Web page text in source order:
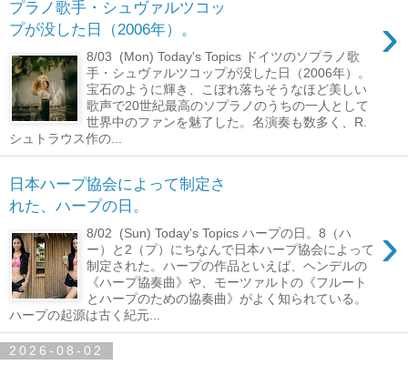
プラノ歌手・シュヴァルツコッ
プが没した日（2006年）。
›
8/03 (Mon) Today's Topics ドイツのソプラノ歌
手・シュヴァルツコップが没した日（2006年）。
宝石のように輝き、こぼれ落ちそうなほど美しい
歌声で20世紀最高のソプラノのうちの一人として
世界中のファンを魅了した。名演奏も数多く、R.
シュトラウス作の...
日本ハープ協会によって制定さ
れた、ハープの日。
›
8/02 (Sun) Today's Topics ハープの日。8（ハ
ー）と2（プ）にちなんで日本ハープ協会によって
制定された。ハープの作品といえば、ヘンデルの
《ハープ協奏曲》や、モーツァルトの《フルート
とハープのための協奏曲》がよく知られている。
ハープの起源は古く紀元...
2026-08-02